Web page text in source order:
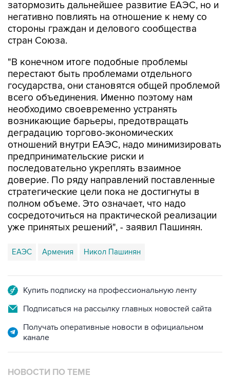
затормозить дальнейшее развитие ЕАЭС, но и
негативно повлиять на отношение к нему со
стороны граждан и делового сообщества
стран Союза.
"В конечном итоге подобные проблемы
перестают быть проблемами отдельного
государства, они становятся общей проблемой
всего объединения. Именно поэтому нам
необходимо своевременно устранять
возникающие барьеры, предотвращать
деградацию торгово-экономических
отношений внутри ЕАЭС, надо минимизировать
предпринимательские риски и
последовательно укреплять взаимное
доверие. По ряду направлений поставленные
стратегические цели пока не достигнуты в
полном объеме. Это означает, что надо
сосредоточиться на практической реализации
уже принятых решений", - заявил Пашинян.
ЕАЭС Армения Никол Пашинян
Купить подписку на профессиональную ленту
Подписаться на рассылку главных новостей сайта
Получать оперативные новости в официальном
канале
НОВОСТИ ПО ТЕМЕ